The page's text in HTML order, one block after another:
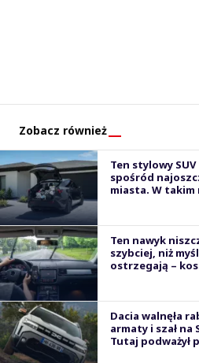
Zobacz również
Ten stylowy
spośród
miasta. W takim
Ten nawyk
szybciej, niż
ostrzegają –
Dacia walnęła
armaty i szał na
Tutaj podważył